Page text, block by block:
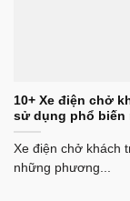
10+ Xe điện chở
sử dụng phổ biến
Xe điện chở khách
những phương...